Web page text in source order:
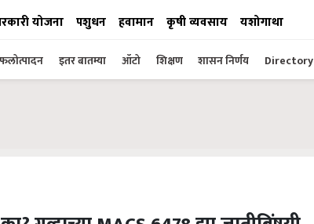
योजना पशुधन हवामान कृषी व्यवसाय यशोगाथा
फलोत्पादन इतर बातम्या ऑटो शिक्षण शासन निर्णय Directory